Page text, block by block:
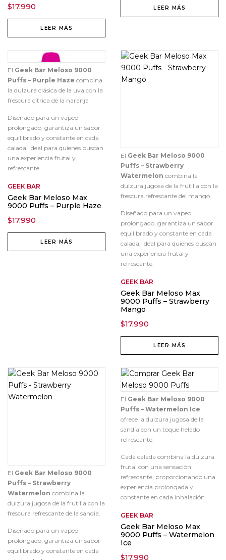
$17.990
LEER MÁS
LEER MÁS
El Geek Bar Meloso 9000
Puffs – Purple Haze combina
la dulzura clásica de la uva con la
frescura cítrica de la naranja
Diseñado para un vapeo
prolongado, garantiza un sabor
equilibrado y constante en cada
calada, ideal para quienes buscan
una experiencia frutal y
refrescante.
GEEK BAR
Geek Bar Meloso Max
9000 Puffs – Purple Haze
$17.990
LEER MÁS
El Geek Bar Meloso 9000
Puffs – Strawberry
Watermelon combina la
dulzura jugosa de la frutilla con la
frescura refrescante del mango.
Diseñado para un vapeo
prolongado, garantiza un sabor
equilibrado y constante en cada
calada, ideal para quienes buscan
una experiencia frutal y
refrescante.
GEEK BAR
Geek Bar Meloso Max
9000 Puffs – Strawberry
Mango
$17.990
LEER MÁS
El Geek Bar Meloso 9000
Puffs – Strawberry
Watermelon combina la
dulzura jugosa de la frutilla con la
frescura refrescante de la sandía.
Diseñado para un vapeo
prolongado, garantiza un sabor
equilibrado y constante en cada
El Geek Bar Meloso 9000
Puffs – Watermelon Ice
ofrece la dulzura jugosa de la
sandía con un toque helado
refrescante.
Cada calada combina la dulzura
frutal con una sensación
refrescante, proporcionando una
experiencia prolongada y
constante en cada inhalación.
GEEK BAR
Geek Bar Meloso Max
9000 Puffs – Watermelon
Ice
$17.990